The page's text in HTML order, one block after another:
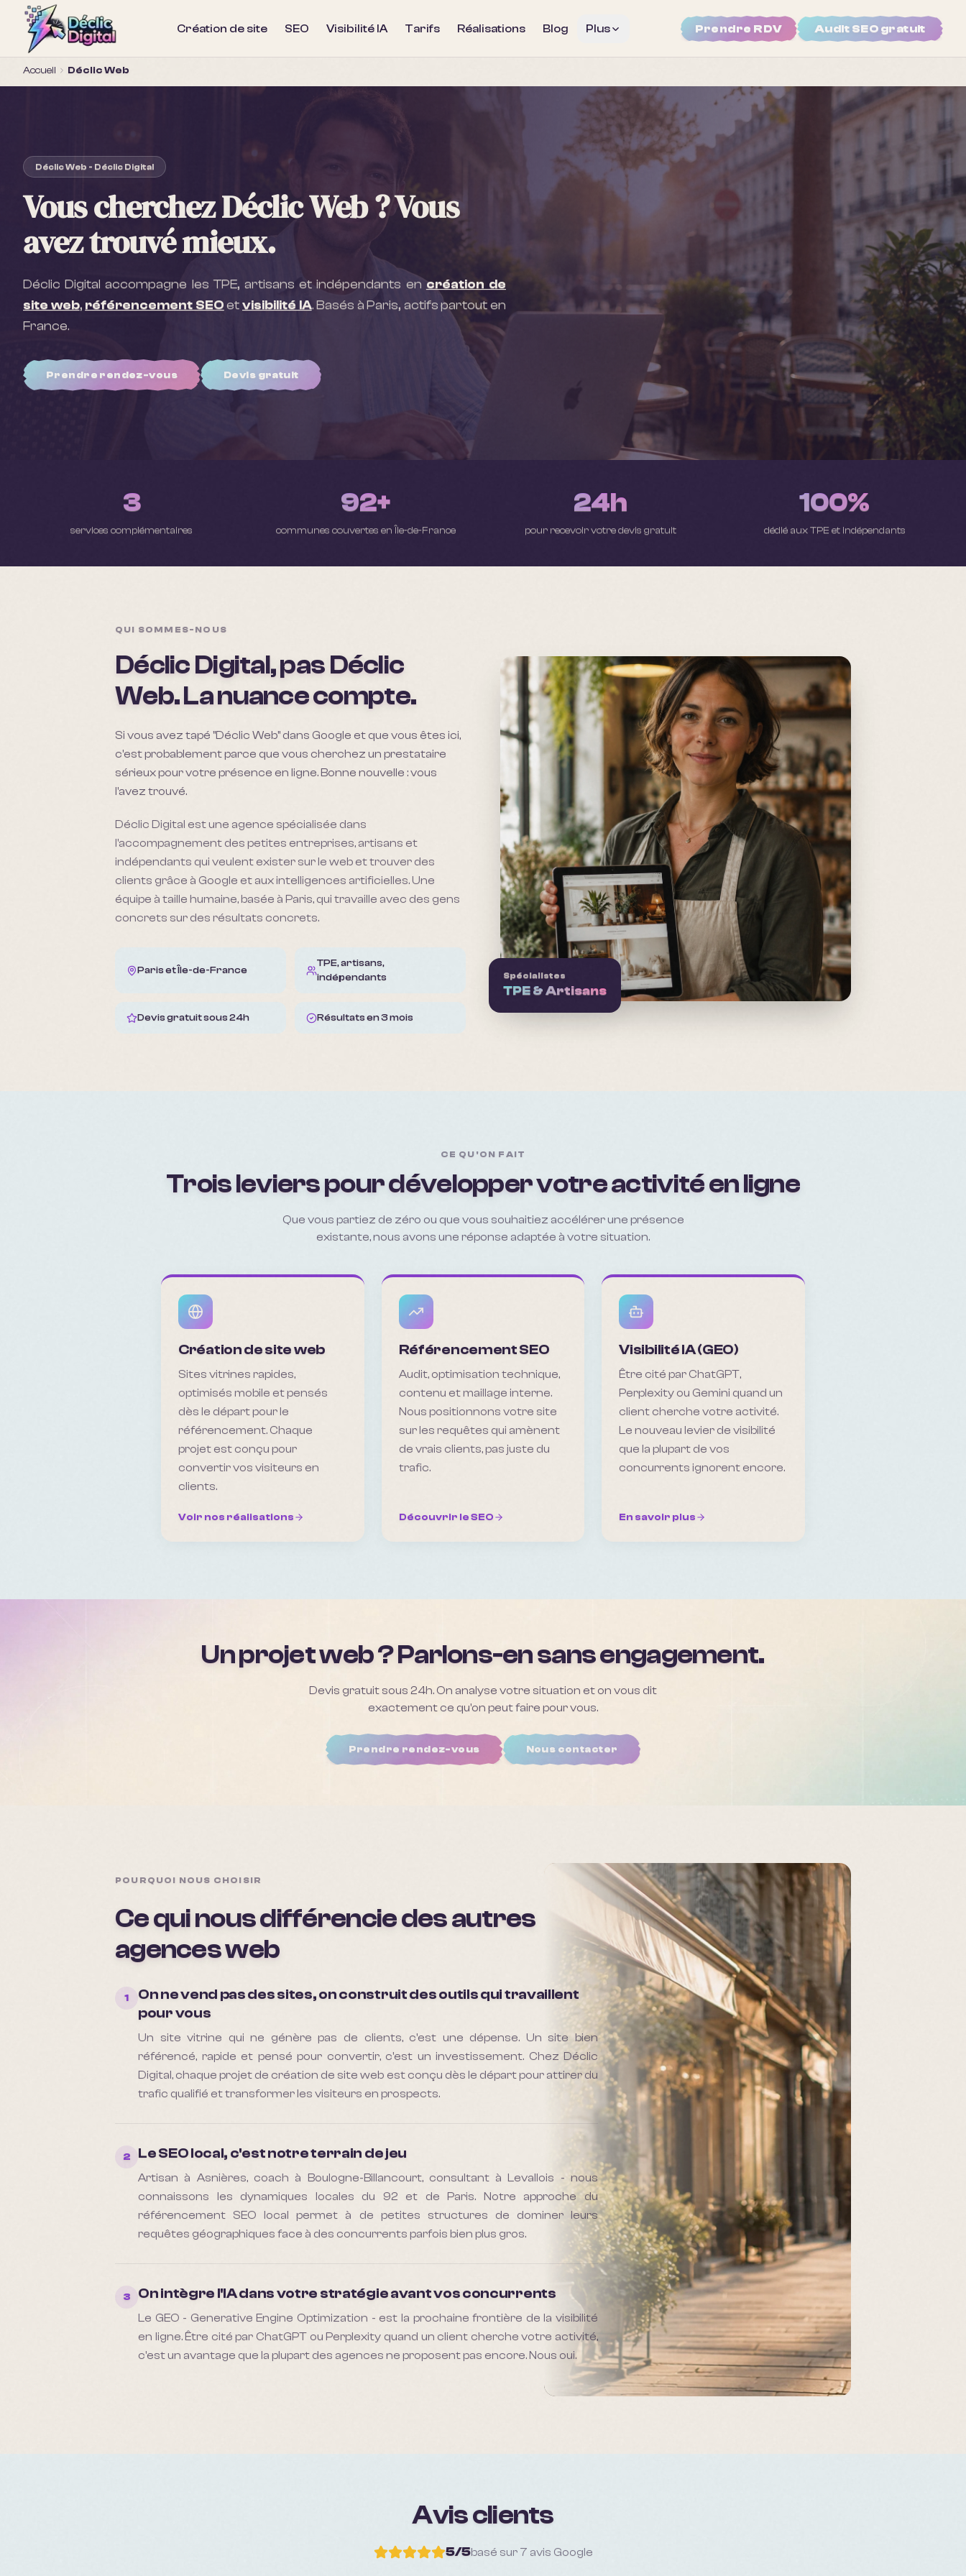
Création de site SEO Visibilité IA Tarifs Réalisations Blog Plus Prendre RDV Audit SEO gratuit
Accueil Déclic Web
Déclic Web - Déclic Digital
Vous cherchez Déclic Web ? Vous
avez trouvé mieux.
Déclic Digital accompagne les TPE, artisans et indépendants en création de
site web, référencement SEO etvisibilité IA. Basés à Paris, actifs partout en
France.
Prendre rendez-vous Devis gratuit
3
services complémentaires
92+
communes couvertes en Île-de-France
24h
pour recevoir votre devis gratuit
100%
dédié aux TPE et indépendants
QUI SOMMES-NOUS
Déclic Digital, pas Déclic
Web. La nuance compte.
Si vous avez tapé "Déclic Web" dans Google et que vous êtes ici,
c'est probablement parce que vous cherchez un prestataire
sérieux pour votre présence en ligne. Bonne nouvelle : vous
l'avez trouvé.
Déclic Digital est une agence spécialisée dans
l'accompagnement des petites entreprises, artisans et
indépendants qui veulent exister sur le web et trouver des
clients grâce à Google et aux intelligences artificielles. Une
équipe à taille humaine, basée à Paris, qui travaille avec des gens
concrets sur des résultats concrets.
Paris et Île-de-France
TPE, artisans,
indépendants
Devis gratuit sous 24h Résultats en 3 mois
Spécialistes
TPE & Artisans
CE QU'ON FAIT
Trois leviers pour développer votre activité en ligne
Que vous partiez de zéro ou que vous souhaitiez accélérer une présence
existante, nous avons une réponse adaptée à votre situation.
Création de site web
Sites vitrines rapides,
optimisés mobile et pensés
dès le départ pour le
référencement. Chaque
projet est conçu pour
convertir vos visiteurs en
clients.
Voir nos réalisations
Référencement SEO
Audit, optimisation technique,
contenu et maillage interne.
Nous positionnons votre site
sur les requêtes qui amènent
de vrais clients, pas juste du
trafic.
Découvrir le SEO
Visibilité IA (GEO)
Être cité par ChatGPT,
Perplexity ou Gemini quand un
client cherche votre activité.
Le nouveau levier de visibilité
que la plupart de vos
concurrents ignorent encore.
En savoir plus
Un projet web ? Parlons-en sans engagement.
Devis gratuit sous 24h. On analyse votre situation et on vous dit
exactement ce qu'on peut faire pour vous.
Prendre rendez-vous Nous contacter
POURQUOI NOUS CHOISIR
Ce qui nous différencie des autres
agences web
1
On ne vend pas des sites, on construit des outils qui travaillent
pour vous
Un site vitrine qui ne génère pas de clients, c'est une dépense. Un site bien
référencé, rapide et pensé pour convertir, c'est un investissement. Chez Déclic
Digital, chaque projet de création de site web est conçu dès le départ pour attirer du
trafic qualifié et transformer les visiteurs en prospects.
2 Le SEO local, c'est notre terrain de jeu
Artisan à Asnières, coach à Boulogne-Billancourt, consultant à Levallois - nous
connaissons les dynamiques locales du 92 et de Paris. Notre approche du
référencement SEO local permet à de petites structures de dominer leurs
requêtes géographiques face à des concurrents parfois bien plus gros.
3 On intègre l'IA dans votre stratégie avant vos concurrents
Le GEO - Generative Engine Optimization - est la prochaine frontière de la visibilité
en ligne. Être cité par ChatGPT ou Perplexity quand un client cherche votre activité,
c'est un avantage que la plupart des agences ne proposent pas encore. Nous oui.
Avis clients
5/5basé sur 7 avis Google